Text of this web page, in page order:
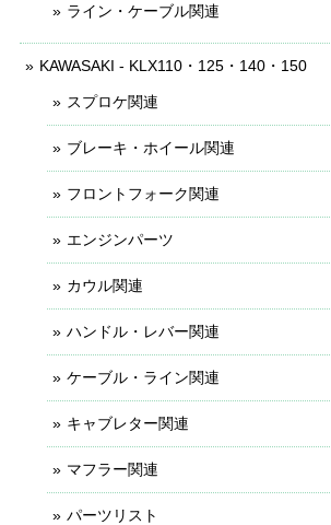
ライン・ケーブル関連
KAWASAKI - KLX110・125・140・150
スプロケ関連
ブレーキ・ホイール関連
フロントフォーク関連
エンジンパーツ
カウル関連
ハンドル・レバー関連
ケーブル・ライン関連
キャブレター関連
マフラー関連
パーツリスト